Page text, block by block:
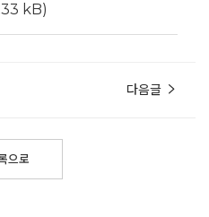
kB)
다음글
으로